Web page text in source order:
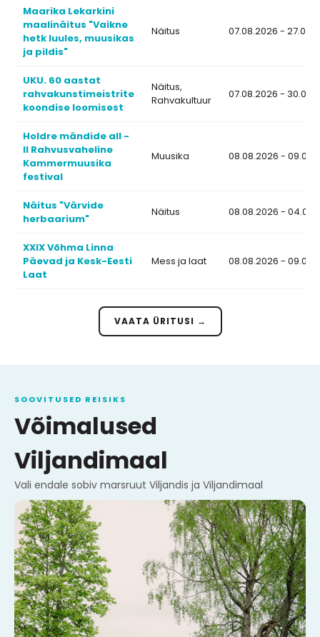
Maarika Lekarkini
maalinäitus "Vaikne
hetk luules, muusikas
ja pildis"
Näitus 07.08.2026 -
UKU. 60 aastat
rahvakunstimeistrite
koondise loomisest
Näitus,
Rahvakultuur
07.08.2026 -
Holdre mändide all -
II Rahvusvaheline
Kammermuusika
festival
Muusika 08.08.2026 -
Näitus "Värvide
herbaarium"
Näitus 08.08.2026 -
XXIX Võhma Linna
Päevad ja Kesk-Eesti
Laat
Mess ja laat 08.08.2026 -
VAATA ÜRITUSI →
SOOVITUSED REISIKS
Võimalused
Viljandimaal
Vali endale sobiv marsruut Viljandis ja Viljandimaal